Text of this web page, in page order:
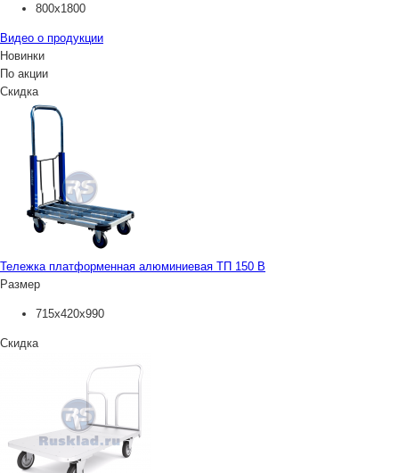
800х1800
Видео о продукции
Новинки
По акции
Скидка
Тележка платформенная алюминиевая ТП 150 В
Размер
715х420х990
Скидка